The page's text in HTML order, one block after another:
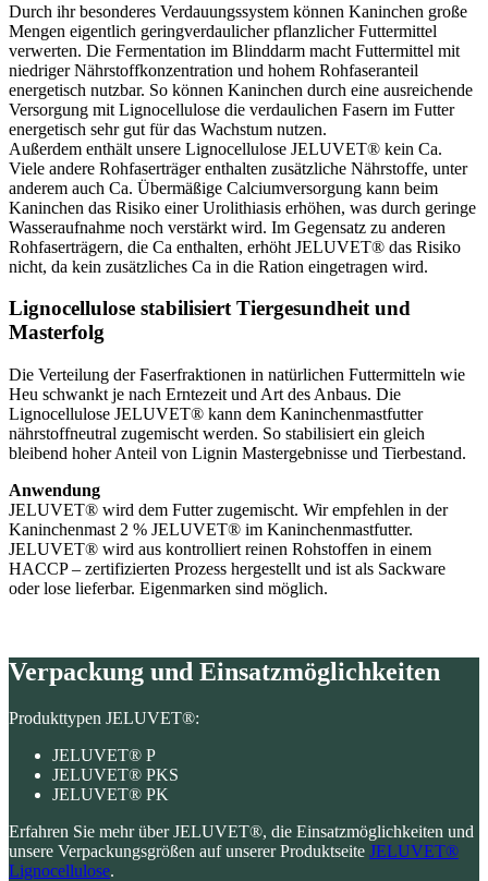
Durch ihr besonderes Verdauungssystem können Kaninchen große
Mengen eigentlich geringverdaulicher pflanzlicher Futtermittel
verwerten. Die Fermentation im Blinddarm macht Futtermittel mit
niedriger Nährstoffkonzentration und hohem Rohfaseranteil
energetisch nutzbar. So können Kaninchen durch eine ausreichende
Versorgung mit Lignocellulose die verdaulichen Fasern im Futter
energetisch sehr gut für das Wachstum nutzen.
Außerdem enthält unsere Lignocellulose JELUVET® kein Ca.
Viele andere Rohfaserträger enthalten zusätzliche Nährstoffe, unter
anderem auch Ca. Übermäßige Calciumversorgung kann beim
Kaninchen das Risiko einer Urolithiasis erhöhen, was durch geringe
Wasseraufnahme noch verstärkt wird. Im Gegensatz zu anderen
Rohfaserträgern, die Ca enthalten, erhöht JELUVET® das Risiko
nicht, da kein zusätzliches Ca in die Ration eingetragen wird.
Lignocellulose stabilisiert Tiergesundheit und
Masterfolg
Die Verteilung der Faserfraktionen in natürlichen Futtermitteln wie
Heu schwankt je nach Erntezeit und Art des Anbaus. Die
Lignocellulose JELUVET® kann dem Kaninchenmastfutter
nährstoffneutral zugemischt werden. So stabilisiert ein gleich
bleibend hoher Anteil von Lignin Mastergebnisse und Tierbestand.
Anwendung
JELUVET® wird dem Futter zugemischt. Wir empfehlen in der
Kaninchenmast 2 % JELUVET® im Kaninchenmastfutter.
JELUVET® wird aus kontrolliert reinen Rohstoffen in einem
HACCP – zertifizierten Prozess hergestellt und ist als Sackware
oder lose lieferbar. Eigenmarken sind möglich.
Verpackung und Einsatzmöglichkeiten
Produkttypen JELUVET®:
JELUVET® P
JELUVET® PKS
JELUVET® PK
Erfahren Sie mehr über JELUVET®, die Einsatzmöglichkeiten und
unsere Verpackungsgrößen auf unserer Produktseite JELUVET®
Lignocellulose.